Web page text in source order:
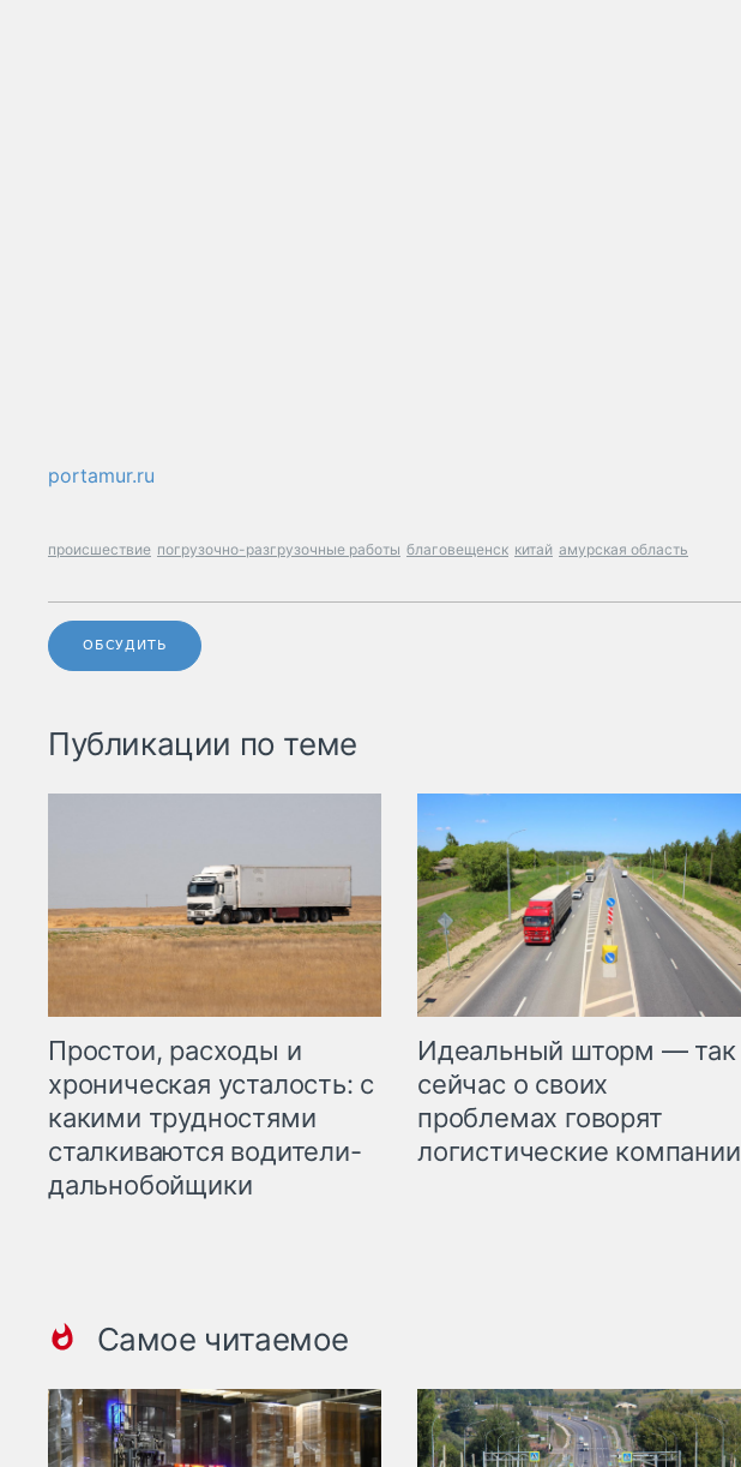
portamur.ru
происшествие погрузочно-разгрузочные работы благовещенск китай амурская область
ОБСУДИТЬ
Публикации по теме
Простои, расходы и
хроническая усталость: с
какими трудностями
сталкиваются водители-
дальнобойщики
Идеальный шторм — так
сейчас о своих
проблемах говорят
логистические компании
Самое читаемое